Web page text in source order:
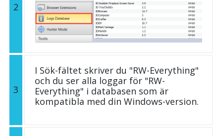
2
3
I Sök-fältet skriver du "RW-Everything"
och du ser alla loggar för "RW-
Everything" i databasen som är
kompatibla med din Windows-version.